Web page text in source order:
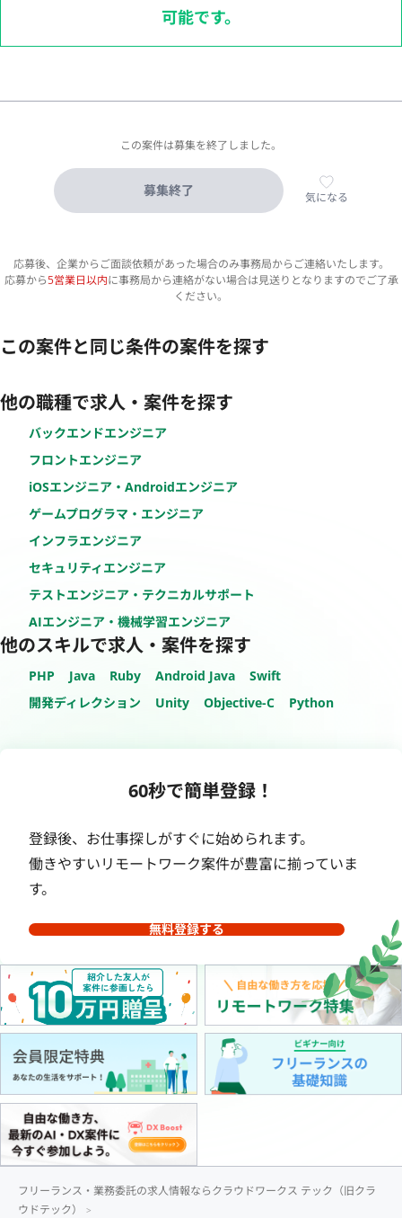
可能です。
この案件は募集を終了しました。
募集終了 気になる
応募後、企業からご面談依頼があった場合のみ事務局からご連絡いたします。
応募から5営業日以内に事務局から連絡がない場合は見送りとなりますのでご了承
ください。
この案件と同じ条件の案件を探す
他の職種で求人・案件を探す
バックエンドエンジニア
フロントエンジニア
iOSエンジニア・Androidエンジニア
ゲームプログラマ・エンジニア
インフラエンジニア
セキュリティエンジニア
テストエンジニア・テクニカルサポート
AIエンジニア・機械学習エンジニア
他のスキルで求人・案件を探す
PHP Java Ruby Android Java
Swift
開発ディレクション
Unity Objective-C Python
60秒で簡単登録！
登録後、お仕事探しがすぐに始められます。
働きやすいリモートワーク案件が豊富に揃っていま
す。
無料登録する
フリーランス・業務委託の求人情報ならクラウドワークス テック（旧クラ
ウドテック）